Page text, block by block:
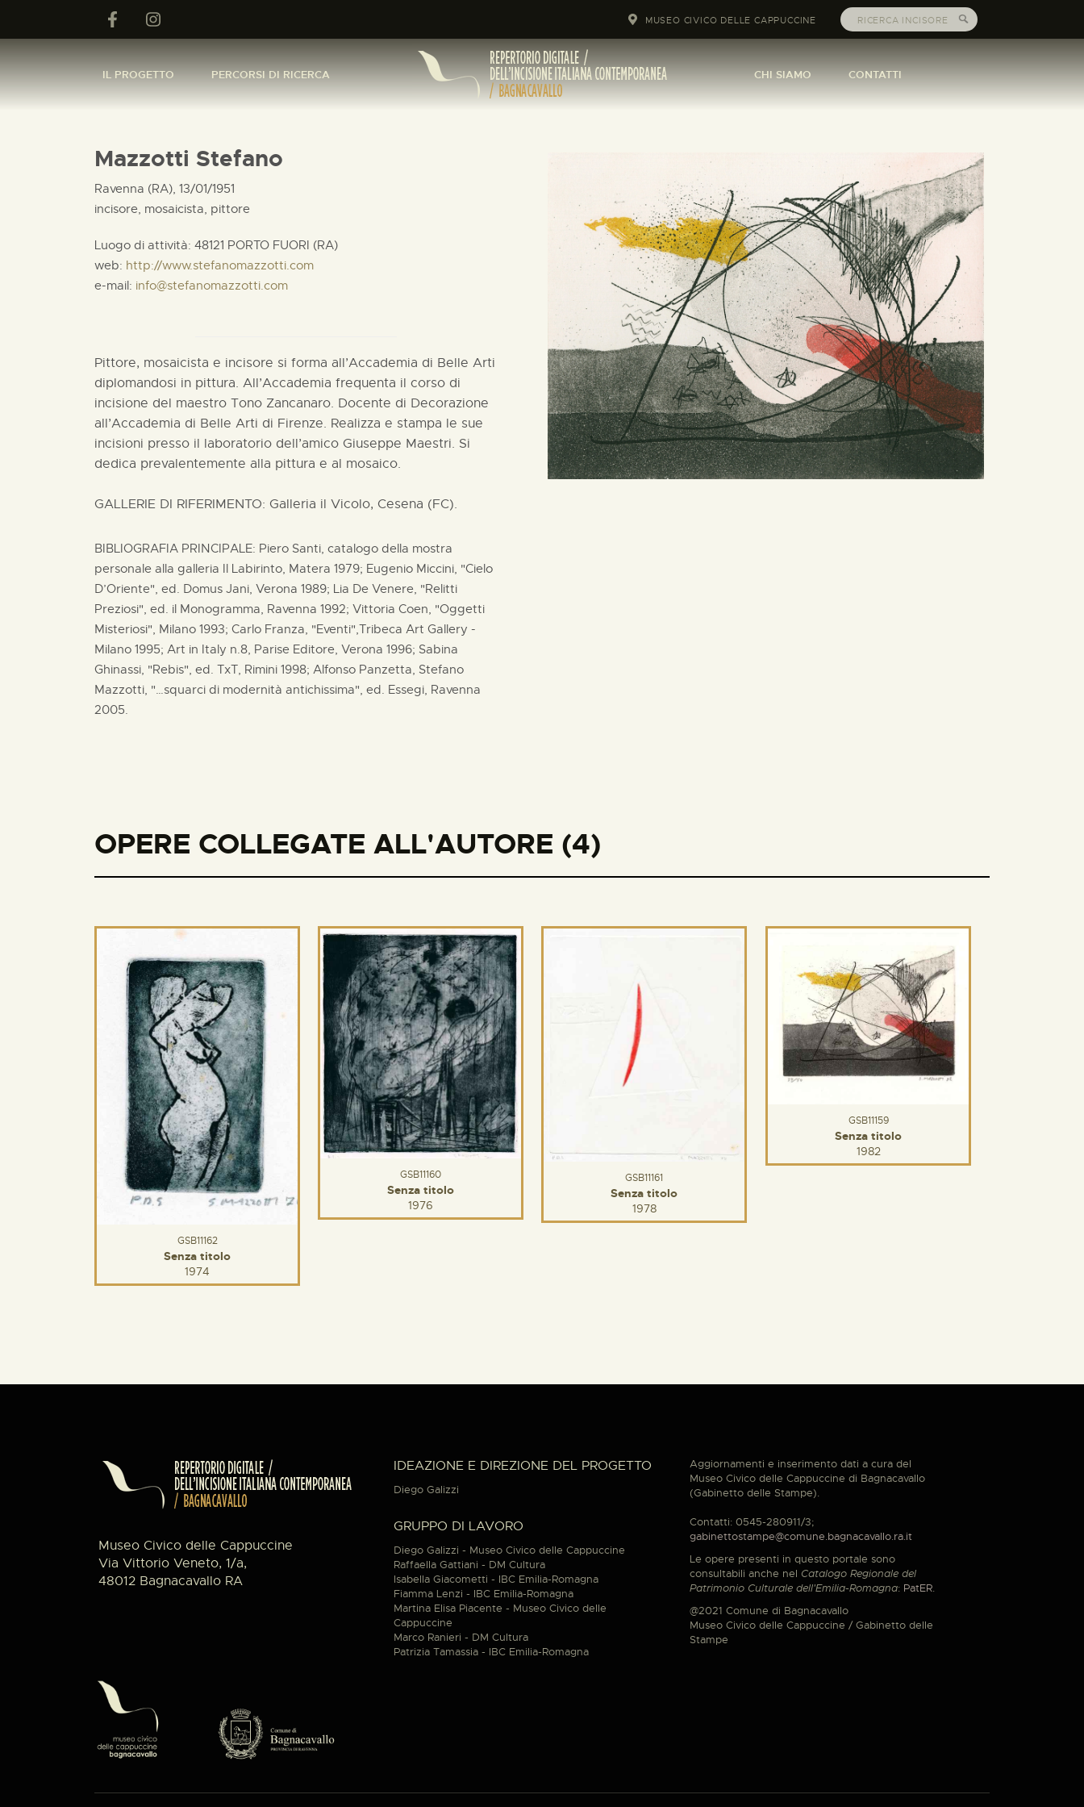
MUSEO CIVICO DELLE CAPPUCCINE
IL PROGETTO PERCORSI DI RICERCA CHI SIAMO CONTATTI
Mazzotti Stefano
Ravenna (RA), 13/01/1951
incisore, mosaicista, pittore
Luogo di attività: 48121 PORTO FUORI (RA)
web: http://www.stefanomazzotti.com
e-mail: info@stefanomazzotti.com
Pittore, mosaicista e incisore si forma all’Accademia di Belle Arti
diplomandosi in pittura. All’Accademia frequenta il corso di
incisione del maestro Tono Zancanaro. Docente di Decorazione
all’Accademia di Belle Arti di Firenze. Realizza e stampa le sue
incisioni presso il laboratorio dell’amico Giuseppe Maestri. Si
dedica prevalentemente alla pittura e al mosaico.
GALLERIE DI RIFERIMENTO: Galleria il Vicolo, Cesena (FC).
BIBLIOGRAFIA PRINCIPALE: Piero Santi, catalogo della mostra
personale alla galleria Il Labirinto, Matera 1979; Eugenio Miccini, "Cielo
D’Oriente", ed. Domus Jani, Verona 1989; Lia De Venere, "Relitti
Preziosi", ed. il Monogramma, Ravenna 1992; Vittoria Coen, "Oggetti
Misteriosi", Milano 1993; Carlo Franza, "Eventi",Tribeca Art Gallery -
Milano 1995; Art in Italy n.8, Parise Editore, Verona 1996; Sabina
Ghinassi, "Rebis", ed. TxT, Rimini 1998; Alfonso Panzetta, Stefano
Mazzotti, "…squarci di modernità antichissima", ed. Essegi, Ravenna
2005.
OPERE COLLEGATE ALL'AUTORE (4)
GSB11162
Senza titolo
1974
GSB11160
Senza titolo
1976
GSB11161
Senza titolo
1978
GSB11159
Senza titolo
1982
Museo Civico delle Cappuccine
Via Vittorio Veneto, 1/a,
48012 Bagnacavallo RA
IDEAZIONE E DIREZIONE DEL PROGETTO
Diego Galizzi
GRUPPO DI LAVORO
Diego Galizzi - Museo Civico delle Cappuccine
Raffaella Gattiani - DM Cultura
Isabella Giacometti - IBC Emilia-Romagna
Fiamma Lenzi - IBC Emilia-Romagna
Martina Elisa Piacente - Museo Civico delle
Cappuccine
Marco Ranieri - DM Cultura
Patrizia Tamassia - IBC Emilia-Romagna
Aggiornamenti e inserimento dati a cura del
Museo Civico delle Cappuccine di Bagnacavallo
(Gabinetto delle Stampe).
Contatti: 0545-280911/3;
gabinettostampe@comune.bagnacavallo.ra.it
Le opere presenti in questo portale sono
consultabili anche nel Catalogo Regionale del
Patrimonio Culturale dell'Emilia-Romagna: PatER.
@2021 Comune di Bagnacavallo
Museo Civico delle Cappuccine / Gabinetto delle
Stampe